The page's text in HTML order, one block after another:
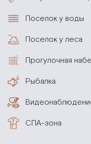
Поселок у воды
Поселок у леса
Прогулочная
Рыбалка
СПА-зона